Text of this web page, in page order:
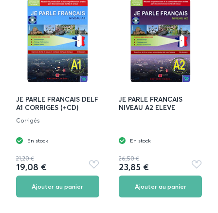
JE PARLE FRANCAIS DELF
A1 CORRIGES (+CD)
Corrigés
En stock
21,20 €
19,08 €
Ajouter
aux
Ajouter au panier
JE PARLE FRANCAIS
NIVEAU A2 ELEVE
En stock
26,50 €
23,85 €
Ajouter
aux
Ajouter au panier